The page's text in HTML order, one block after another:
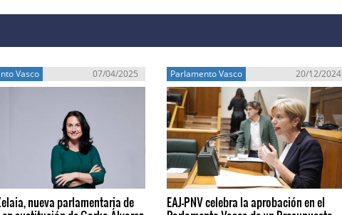
Vasco 07/04/2025
nueva parlamentaria de
Parlamento Vasco 20/12/2024
EAJ-PNV celebra la aprobación en el